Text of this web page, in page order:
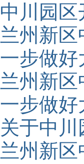
中川园区
兰州新
一步做
兰州新
一步做
关于中
兰州新